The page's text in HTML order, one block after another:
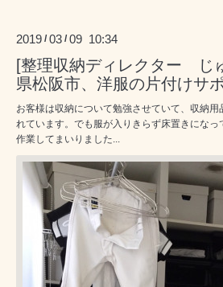
2019 /03 /09 10:34
[整理収納ディレクター じ
県松阪市、洋服の片付けサ
お客様は収納について勉強させていて、収納用
れています。でも服が入りきらず床置きになっ
作業してまいりました...